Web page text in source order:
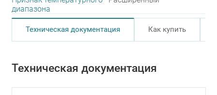
диапазона
Техническая документация Как купить
Техническая документация